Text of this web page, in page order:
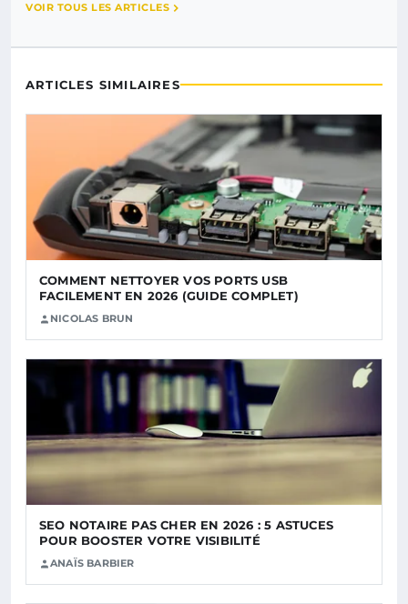
VOIR TOUS LES ARTICLES
ARTICLES SIMILAIRES
COMMENT NETTOYER VOS PORTS USB
FACILEMENT EN 2026 (GUIDE COMPLET)
NICOLAS BRUN
SEO NOTAIRE PAS CHER EN 2026 : 5 ASTUCES
POUR BOOSTER VOTRE VISIBILITÉ
ANAÏS BARBIER